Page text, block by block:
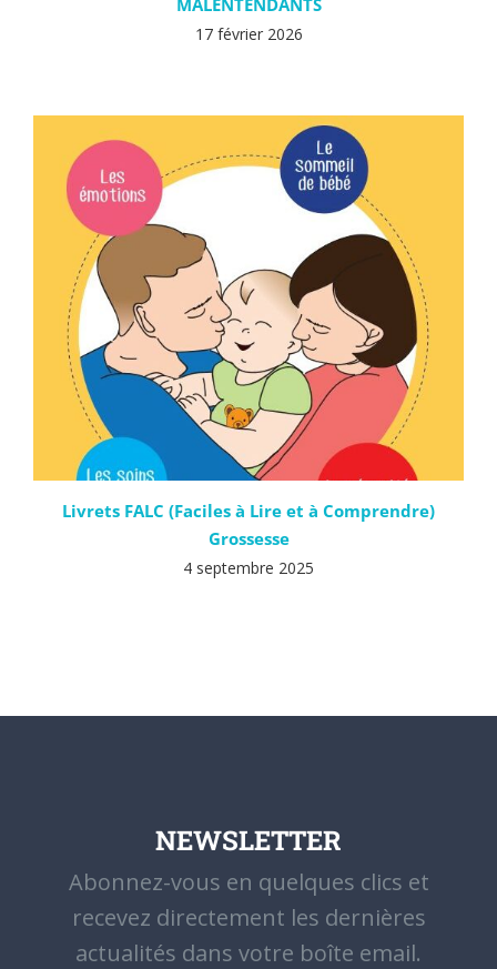
17 février 2026
Livrets FALC (Faciles à Lire et à Comprendre)
Grossesse
4 septembre 2025
NEWSLETTER
Abonnez-vous en quelques clics et
recevez directement les dernières
actualités dans votre boîte email.